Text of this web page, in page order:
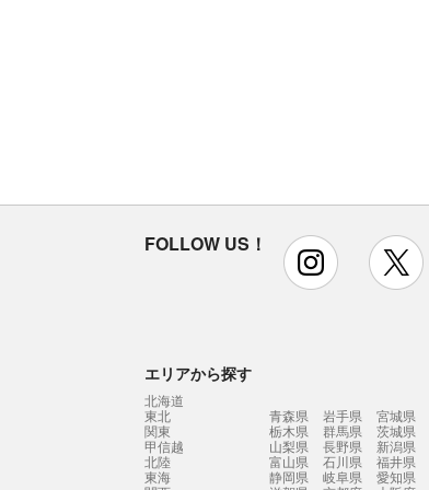
FOLLOW US！ instagram
エリアから探す
北海道
東北
青森県 岩手県 宮城県
関東
栃木県 群馬県 茨城県
甲信越
山梨県 長野県
新潟県
北陸
富山県 石川県
福井県
東海
静岡県 岐阜県 愛知県